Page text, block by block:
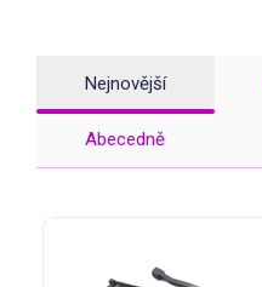
Nejnovější
Abecedně